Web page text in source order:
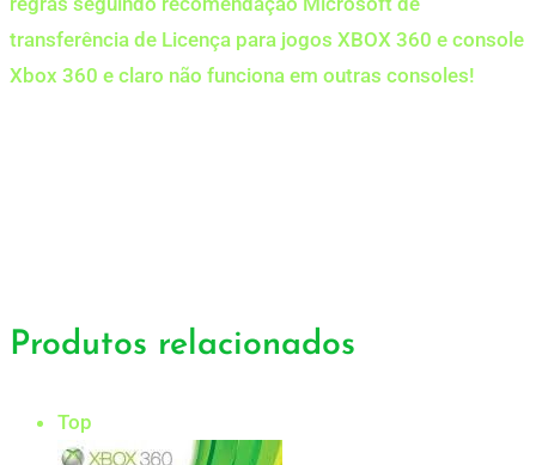
transferência de Licença para jogos XBOX 360 e console
Xbox 360 e claro não funciona em outras consoles!
Produtos relacionados
Top